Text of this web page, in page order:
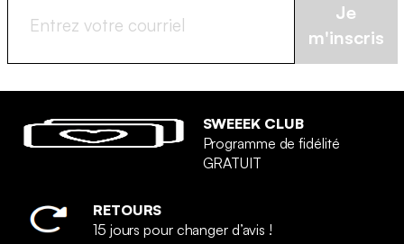
Je
m'inscris
SWEEEK CLUB
Programme de fidélité
GRATUIT
RETOURS
15 jours pour changer d’avis !